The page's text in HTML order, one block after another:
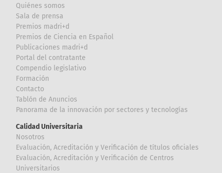
Quiénes somos
Sala de prensa
Premios madri+d
Premios de Ciencia en Español
Publicaciones madri+d
Portal del contratante
Compendio legislativo
Formación
Contacto
Tablón de Anuncios
Panorama de la innovación por sectores y tecnologías
Calidad Universitaria
Nosotros
Evaluación, Acreditación y Verificación de títulos oficiales
Evaluación, Acreditación y Verificación de Centros
Universitarios